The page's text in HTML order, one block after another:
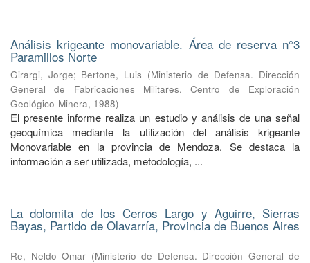
Análisis krigeante monovariable. Área de reserva n°3
Paramillos Norte
Girargi, Jorge; Bertone, Luis (Ministerio de Defensa. Dirección
General de Fabricaciones Militares. Centro de Exploración
Geológico-Minera, 1988)
El presente informe realiza un estudio y análisis de una señal
geoquímica mediante la utilización del análisis krigeante
Monovariable en la provincia de Mendoza. Se destaca la
información a ser utilizada, metodología, ...
La dolomita de los Cerros Largo y Aguirre, Sierras
Bayas, Partido de Olavarría, Provincia de Buenos Aires
Re, Neldo Omar (Ministerio de Defensa. Dirección General de